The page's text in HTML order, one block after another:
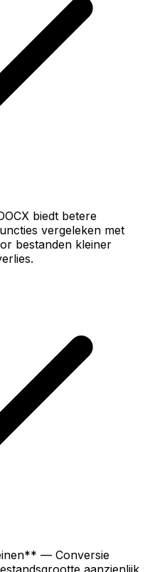
biedt betere
vergeleken met
bestanden kleiner
— Conversie
aanzienlijk